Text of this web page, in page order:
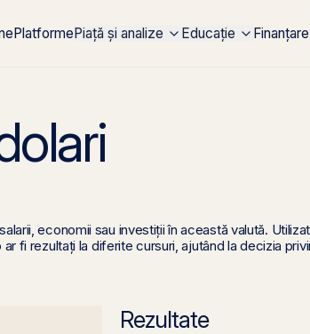
PlatformePiață și analize Educație
economii sau investiții în această valută.
fi rezultați la diferite cursuri, ajutând la decizia
Rezultate